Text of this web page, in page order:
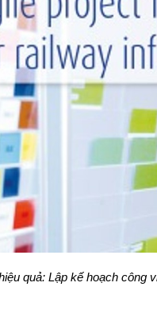
quả: Lập kế hoạch công